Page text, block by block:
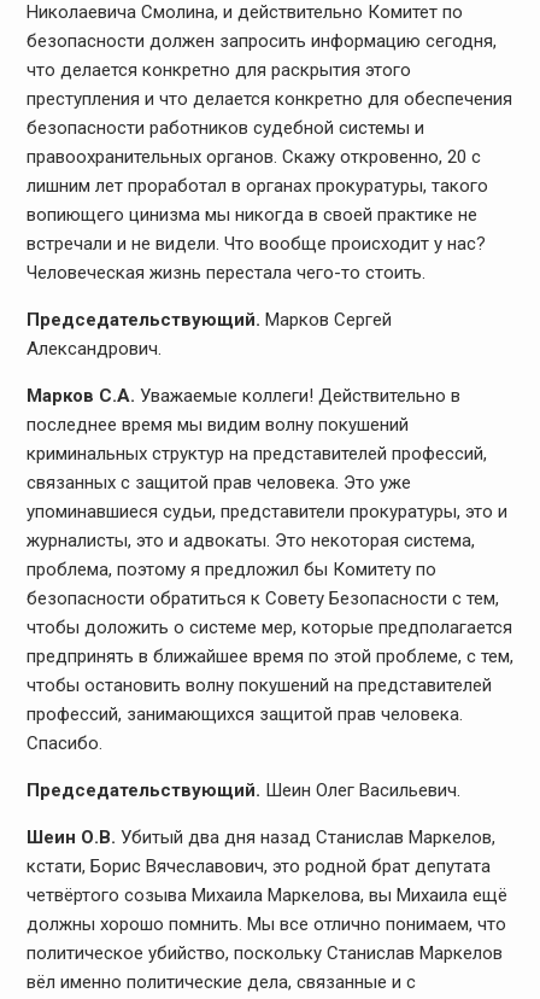
Николаевича Смолина, и действительно Комитет по
безопасности должен запросить информацию сегодня,
что делается конкретно для раскрытия этого
преступления и что делается конкретно для обеспечения
безопасности работников судебной системы и
правоохранительных органов. Скажу откровенно, 20 с
лишним лет проработал в органах прокуратуры, такого
вопиющего цинизма мы никогда в своей практике не
встречали и не видели. Что вообще происходит у нас?
Человеческая жизнь перестала чего-то стоить.
Председательствующий. Марков Сергей
Александрович.
Марков С.А. Уважаемые коллеги! Действительно в
последнее время мы видим волну покушений
криминальных структур на представителей профессий,
связанных с защитой прав человека. Это уже
упоминавшиеся судьи, представители прокуратуры, это и
журналисты, это и адвокаты. Это некоторая система,
проблема, поэтому я предложил бы Комитету по
безопасности обратиться к Совету Безопасности с тем,
чтобы доложить о системе мер, которые предполагается
предпринять в ближайшее время по этой проблеме, с тем,
чтобы остановить волну покушений на представителей
профессий, занимающихся защитой прав человека.
Спасибо.
Председательствующий. Шеин Олег Васильевич.
Шеин О.В. Убитый два дня назад Станислав Маркелов,
кстати, Борис Вячеславович, это родной брат депутата
четвёртого созыва Михаила Маркелова, вы Михаила ещё
должны хорошо помнить. Мы все отлично понимаем, что
политическое убийство, поскольку Станислав Маркелов
вёл именно политические дела, связанные и с